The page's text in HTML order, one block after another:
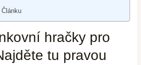
hračky pro
tu pravou